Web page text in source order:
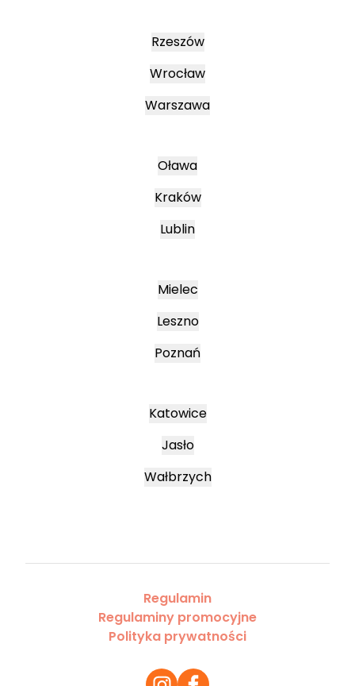
Rzeszów
Wrocław
Warszawa
Oława
Kraków
Lublin
Mielec
Leszno
Poznań
Katowice
Jasło
Wałbrzych
Regulamin
Regulaminy promocyjne
Polityka prywatności